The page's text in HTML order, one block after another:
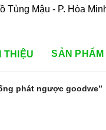
Tùng Mậu - P. Hòa
THIỆU SẢN PHẨM
phát ngược goodwe”